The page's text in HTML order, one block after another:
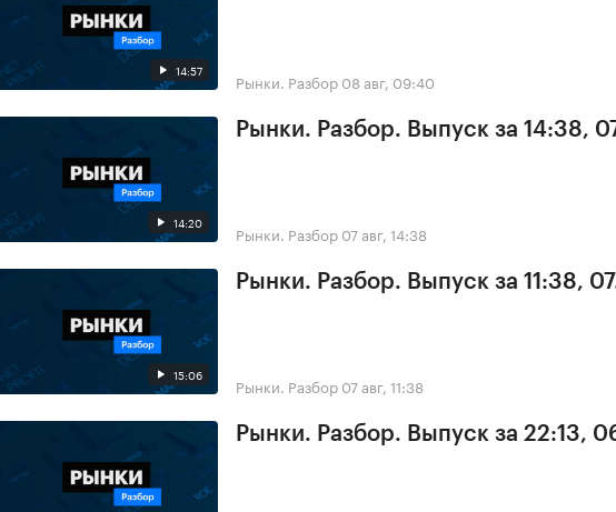
14:57 Рынки. Разбор 08 авг, 09:40
14:20
Рынки. Разбор. Выпуск за 14:38,
Рынки. Разбор 07 авг, 14:38
15:06
Рынки. Разбор. Выпуск за 11:38,
Рынки. Разбор 07 авг, 11:38
Рынки. Разбор. Выпуск за 22:13,